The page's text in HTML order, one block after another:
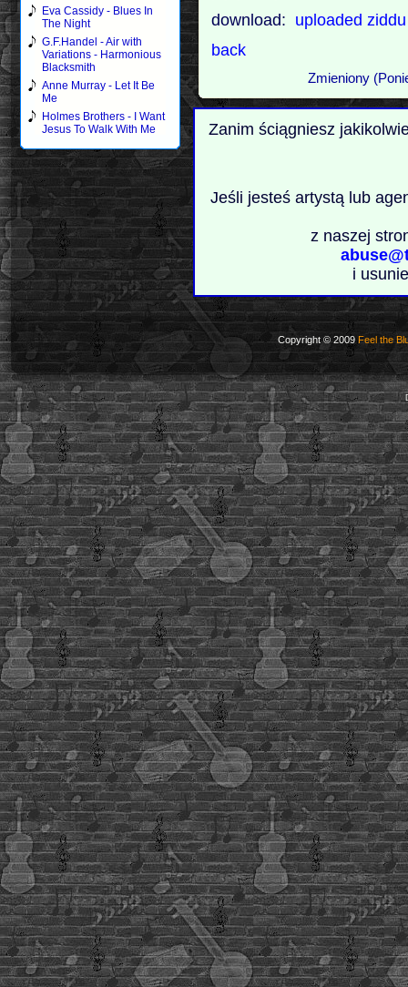
Eva Cassidy - Blues In
The Night
G.F.Handel - Air with
Variations - Harmonious
Blacksmith
Anne Murray - Let It Be
Me
Holmes Brothers - I Want
Jesus To Walk With Me
download: uploaded
back
Zmieniony
Zanim ściągniesz
Jeśli jesteś artystą lub
z naszej
i
Copyright © 2009 Feel the